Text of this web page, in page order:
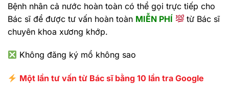
Bệnh nhân cả nước hoàn toàn có thể gọi trực tiếp cho
Bác sĩ để được tư vấn hoàn toàn MIỄN PHÍ
từ Bác sĩ
chuyên khoa xương khớp.
Không đăng ký mổ không sao
Một lần tư vấn từ Bác sĩ bằng 10 lần tra Google